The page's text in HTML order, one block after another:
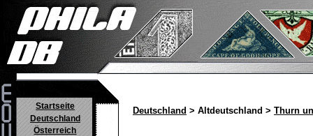
Startseite
Deutschland
Österreich
Deutschland > Altdeutschland > Thurn